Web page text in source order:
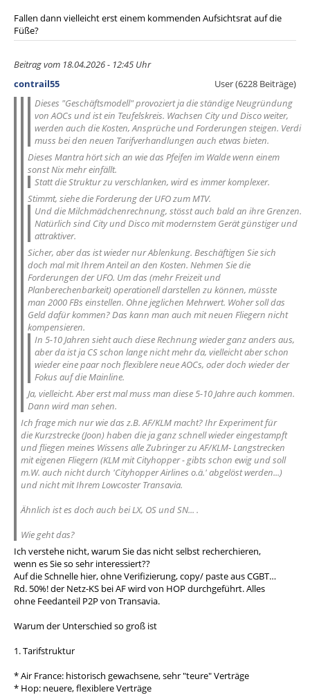
Fallen dann vielleicht erst einem kommenden Aufsichtsrat auf die
Füße?
Beitrag vom 18.04.2026 - 12:45 Uhr
contrail55
User (6228 Beiträge)
Dieses "Geschäftsmodell" provoziert ja die ständige Neugründung
von AOCs und ist ein Teufelskreis. Wachsen City und Disco weiter,
werden auch die Kosten, Ansprüche und Forderungen steigen. Verdi
muss bei den neuen Tarifverhandlungen auch etwas bieten.
Dieses Mantra hört sich an wie das Pfeifen im Walde wenn einem
sonst Nix mehr einfällt.
Statt die Struktur zu verschlanken, wird es immer komplexer.
Stimmt, siehe die Forderung der UFO zum MTV.
Und die Milchmädchenrechnung, stösst auch bald an ihre Grenzen.
Natürlich sind City und Disco mit modernstem Gerät günstiger und
attraktiver.
Sicher, aber das ist wieder nur Ablenkung. Beschäftigen Sie sich
doch mal mit Ihrem Anteil an den Kosten. Nehmen Sie die
Forderungen der UFO. Um das (mehr Freizeit und
Planberechenbarkeit) operationell darstellen zu können, müsste
man 2000 FBs einstellen. Ohne jeglichen Mehrwert. Woher soll das
Geld dafür kommen? Das kann man auch mit neuen Fliegern nicht
kompensieren.
In 5-10 Jahren sieht auch diese Rechnung wieder ganz anders aus,
aber da ist ja CS schon lange nicht mehr da, vielleicht aber schon
wieder eine paar noch flexiblere neue AOCs, oder doch wieder der
Fokus auf die Mainline.
Ja, vielleicht. Aber erst mal muss man diese 5-10 Jahre auch kommen.
Dann wird man sehen.
Ich frage mich nur wie das z.B. AF/KLM macht? Ihr Experiment für
die Kurzstrecke (Joon) haben die ja ganz schnell wieder eingestampft
und fliegen meines Wissens alle Zubringer zu AF/KLM- Langstrecken
mit eigenen Fliegern (KLM mit Cityhopper - gibts schon ewig und soll
m.W. auch nicht durch 'Cityhopper Airlines o.ä.' abgelöst werden...)
und nicht mit Ihrem Lowcoster Transavia.
Ähnlich ist es doch auch bei LX, OS und SN... .
Wie geht das?
Ich verstehe nicht, warum Sie das nicht selbst recherchieren,
wenn es Sie so sehr interessiert??
Auf die Schnelle hier, ohne Verifizierung, copy/ paste aus CGBT…
Rd. 50%! der Netz-KS bei AF wird von HOP durchgeführt. Alles
ohne Feedanteil P2P von Transavia.
Warum der Unterschied so groß ist
1. Tarifstruktur
* Air France: historisch gewachsene, sehr "teure" Verträge
* Hop: neuere, flexiblere Verträge